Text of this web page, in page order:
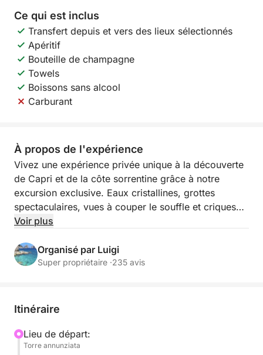
Ce qui est inclus
Transfert depuis et vers des lieux sélectionnés
Apéritif
Bouteille de champagne
Towels
Boissons sans alcool
Carburant
À propos de l'expérience
Vivez une expérience privée unique à la découverte
de Capri et de la côte sorrentine grâce à notre
excursion exclusive. Eaux cristallines, grottes
spectaculaires, vues à couper le souffle et criques
secrètes où vous pourrez plonger avec masque et
Itinéraire :
château de la reine Jeanne pour admirer sa beauté.
Blanche et ses incroyables formations rocheuses.
🚤 Faraglioni – Passez devant les célèbres géants de
Voir plus
Organisé par Luigi
Super propriétaire ·235 avis
Itinéraire
Lieu de départ:
Torre annunziata